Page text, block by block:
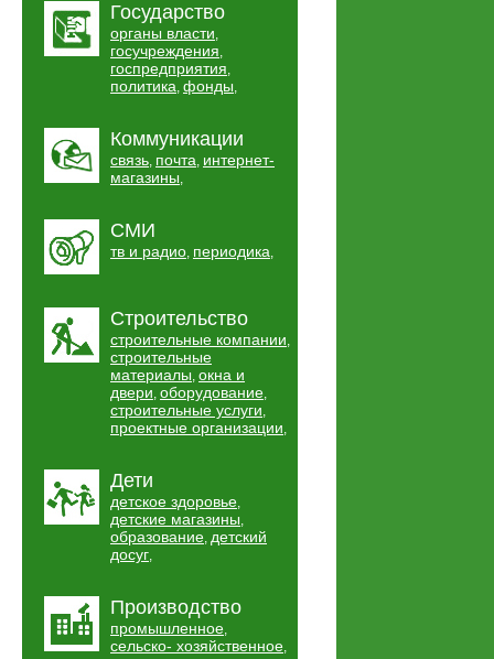
Государство
органы власти,
госучреждения,
госпредприятия,
политика, фонды,
Коммуникации
связь, почта, интернет-
магазины,
СМИ
тв и радио, периодика,
Строительство
строительные компании,
строительные
материалы, окна и
двери, оборудование,
строительные услуги,
проектные организации,
Дети
детское здоровье,
детские магазины,
образование, детский
досуг,
Производство
промышленное,
сельско- хозяйственное,